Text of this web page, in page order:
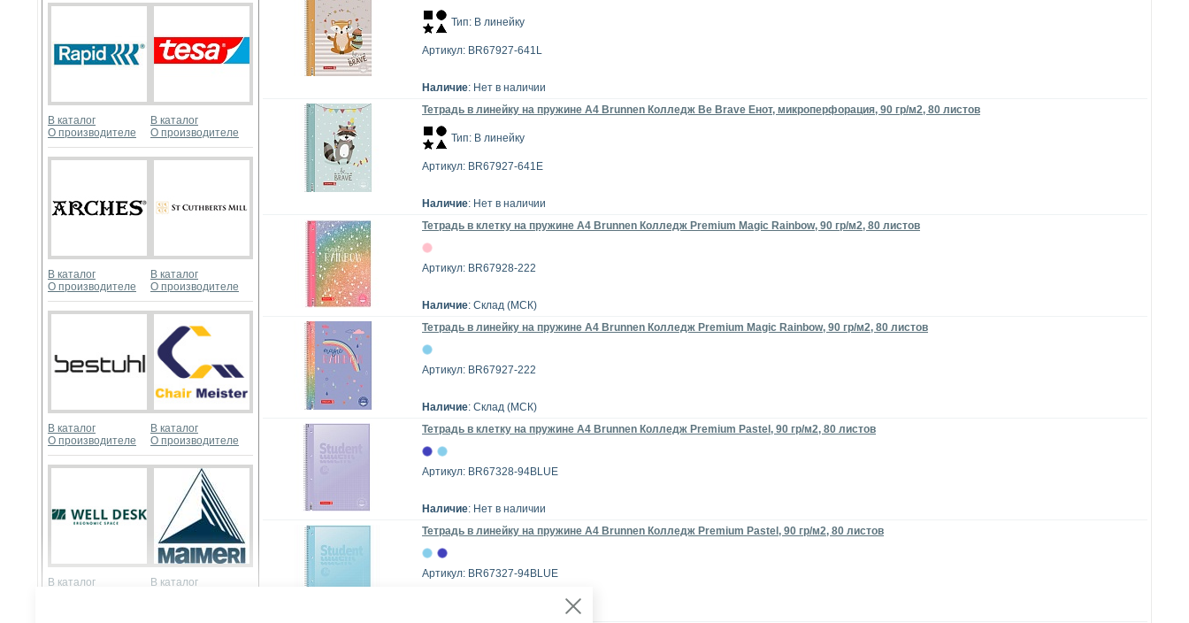
В каталог
О производителе
В каталог
О производителе
В каталог
О производителе
В каталог
О производителе
В каталог
О производителе
В каталог
О производителе
В каталог
В каталог
Тип: В линейку
Артикул: BR67927-641L
Наличие: Нет в наличии
Тетрадь в линейку на пружине А4 Brunnen Колледж Be Brave Енот, микроперфорация, 90 гр/м2, 80 листов
Тип: В линейку
Артикул: BR67927-641E
Наличие: Нет в наличии
Тетрадь в клетку на пружине А4 Brunnen Колледж Premium Magic Rainbow, 90 гр/м2, 80 листов
Артикул: BR67928-222
Наличие: Склад (МСК)
Тетрадь в линейку на пружине А4 Brunnen Колледж Premium Magic Rainbow, 90 гр/м2, 80 листов
Артикул: BR67927-222
Наличие: Склад (МСК)
Тетрадь в клетку на пружине А4 Brunnen Колледж Premium Pastel, 90 гр/м2, 80 листов
Артикул: BR67328-94BLUE
Наличие: Нет в наличии
Тетрадь в линейку на пружине А4 Brunnen Колледж Premium Pastel, 90 гр/м2, 80 листов
Артикул: BR67327-94BLUE